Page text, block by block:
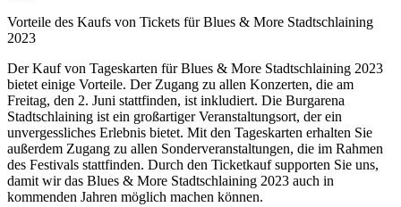
Vorteile des Kaufs von Tickets für Blues & More Stadtschlaining
2023
Der Kauf von Tageskarten für Blues & More Stadtschlaining 2023
bietet einige Vorteile. Der Zugang zu allen Konzerten, die am
Freitag, den 2. Juni stattfinden, ist inkludiert. Die Burgarena
Stadtschlaining ist ein großartiger Veranstaltungsort, der ein
unvergessliches Erlebnis bietet. Mit den Tageskarten erhalten Sie
außerdem Zugang zu allen Sonderveranstaltungen, die im Rahmen
des Festivals stattfinden. Durch den Ticketkauf supporten Sie uns,
damit wir das Blues & More Stadtschlaining 2023 auch in
kommenden Jahren möglich machen können.